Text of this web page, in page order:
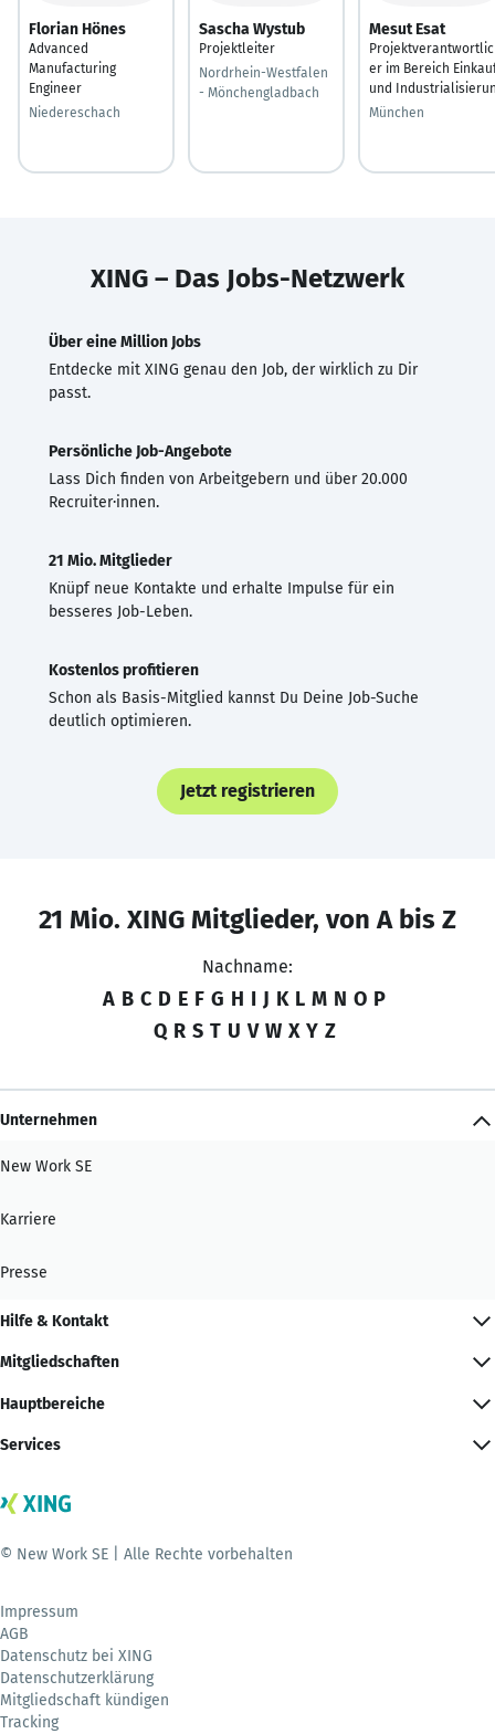
Florian Hönes
Advanced
Manufacturing
Engineer
Niedereschach
Sascha Wystub
Projektleiter
Nordrhein-Westfalen
- Mönchengladbach
Mesut Esat
er im Bereich
und
München
XING – Das Jobs-Netzwerk
Über eine Million Jobs
Entdecke mit XING genau den Job, der wirklich zu Dir
passt.
Persönliche Job-Angebote
Lass Dich finden von Arbeitgebern und über 20.000
Recruiter·innen.
21 Mio. Mitglieder
Knüpf neue Kontakte und erhalte Impulse für ein
besseres Job-Leben.
Kostenlos profitieren
Schon als Basis-Mitglied kannst Du Deine Job-Suche
deutlich optimieren.
Jetzt registrieren
21 Mio. XING Mitglieder, von A bis Z
Nachname:
A B C D E F G H I J K L M N O P
Q R S T U V W X Y Z
Unternehmen
New Work SE
Karriere
Presse
Hilfe & Kontakt
Mitgliedschaften
Hauptbereiche
Services
© New Work SE | Alle Rechte vorbehalten
Impressum
AGB
Datenschutz bei XING
Datenschutzerklärung
Mitgliedschaft kündigen
Tracking